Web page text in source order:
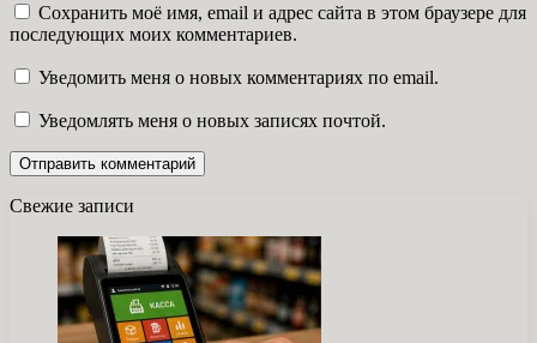
Сохранить моё имя, email и адрес сайта в этом браузере для
последующих моих комментариев.
Уведомить меня о новых комментариях по email.
Уведомлять меня о новых записях почтой.
Свежие записи